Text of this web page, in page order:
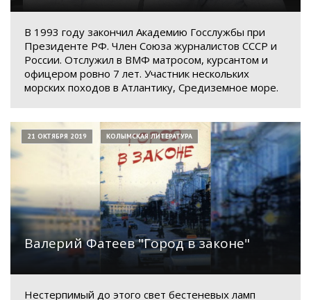
В 1993 году закончил Академию Госслужбы при
Президенте РФ. Член Союза журналистов СССР и
России. Отслужил в ВМФ матросом, курсантом и
офицером ровно 7 лет. Участник нескольких
морских походов в Атлантику, Средиземное море.
Валерий Фатеев "Город в законе"
21 ОКТЯБРЯ 2019 КОЛЫМСКАЯ ЛИТЕРАТУРА
Нестерпимый до этого свет бестеневых ламп